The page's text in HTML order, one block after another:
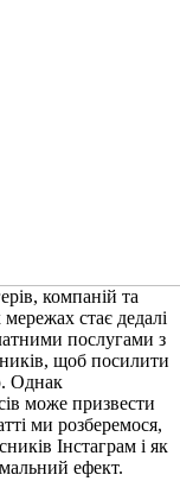
компаній та
стає дедалі
послугами з
щоб посилити
Однак
може призвести
ми розберемося,
Інстаграм і як
ефект.